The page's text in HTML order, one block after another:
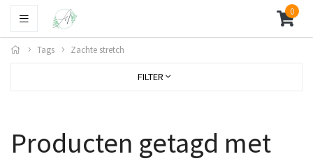
0
Tags Zachte stretch
FILTER
Producten getagd met